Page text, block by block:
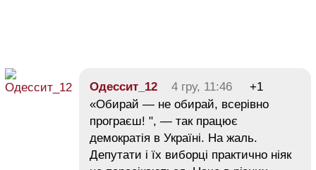
Одессит_12 4 гру, 11:46
+1
«Обирай — не обирай, всерівно
програєш! ", — так працює
демократія в Україні. На жаль.
Депутати і їх виборці практично ніяк